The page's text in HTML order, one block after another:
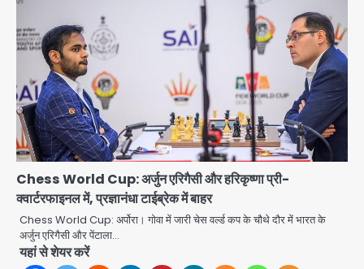
Chess World Cup: अर्जुन एरिगैसी और हरिकृष्णा प्री-
क्वार्टरफाइनल में, प्रज्ञानंधा टाईब्रेक में बाहर
Chess World Cup: अर्पोरा। गोवा में जारी चेस वर्ल्ड कप के चौथे दौर में भारत के
अर्जुन एरिगैसी और पेंटाला…
यहां से शेयर करें